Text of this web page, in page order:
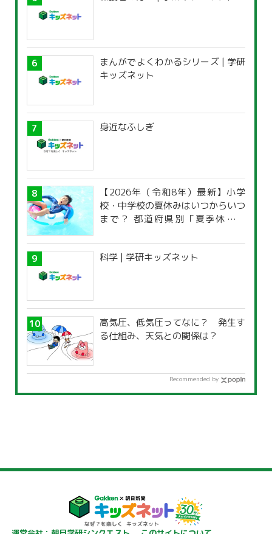
まんがでよくわかるシリーズ | 学研
キッズネット
身近なふしぎ
【2026年（令和8年）最新】小学
校・中学校の夏休みはいつからいつ
まで？ 都道府県別「夏季休暇一
科学 | 学研キッズネット
高気圧、低気圧ってなに？ 発生す
る仕組み、天気との関係は？
Recommended by